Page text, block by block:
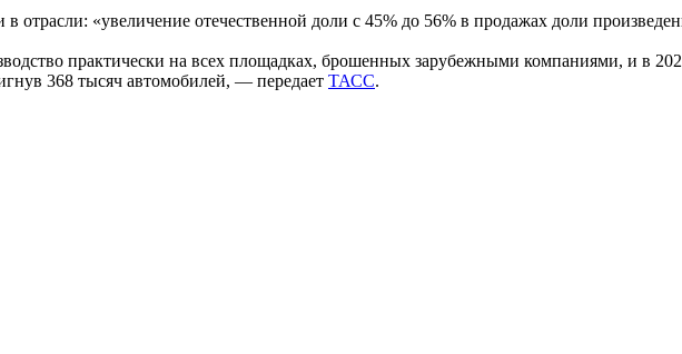
отрасли: «увеличение отечественной доли с 45% до 56% в продажах доли
практически на всех площадках, брошенных зарубежными компаниями, и в
368 тысяч автомобилей, — передает ТАСС.